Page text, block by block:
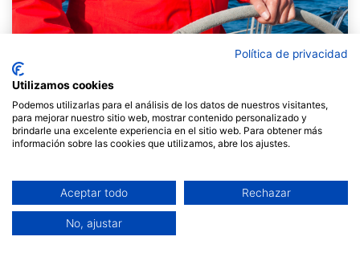
|Per Anna Espadalé.
El lideratge es pot definir com una actitud basada en la
Política de privacidad
Utilizamos cookies
Podemos utilizarlas para el análisis de los datos de nuestros visitantes,
para mejorar nuestro sitio web, mostrar contenido personalizado y
brindarle una excelente experiencia en el sitio web. Para obtener más
información sobre las cookies que utilizamos, abre los ajustes.
Aceptar todo Rechazar
No, ajustar